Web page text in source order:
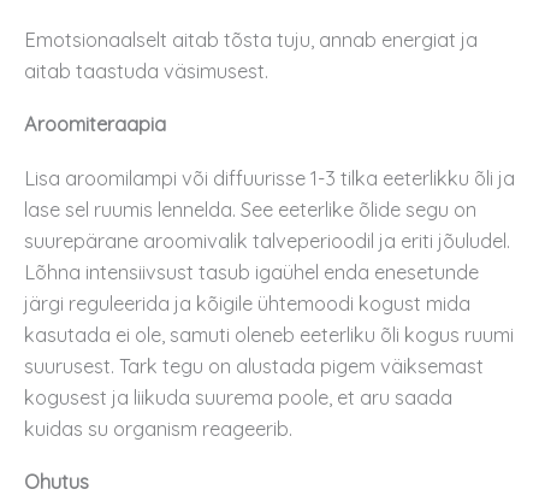
Emotsionaalselt aitab tõsta tuju, annab energiat ja
aitab taastuda väsimusest.
Aroomiteraapia
Lisa aroomilampi või diffuurisse 1-3 tilka eeterlikku õli ja
lase sel ruumis lennelda. See eeterlike õlide segu on
suurepärane aroomivalik talveperioodil ja eriti jõuludel.
Lõhna intensiivsust tasub igaühel enda enesetunde
järgi reguleerida ja kõigile ühtemoodi kogust mida
kasutada ei ole, samuti oleneb eeterliku õli kogus ruumi
suurusest. Tark tegu on alustada pigem väiksemast
kogusest ja liikuda suurema poole, et aru saada
kuidas su organism reageerib.
Ohutus